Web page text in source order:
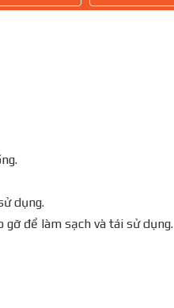
dụng.
để làm sạch và tái sử dụng.